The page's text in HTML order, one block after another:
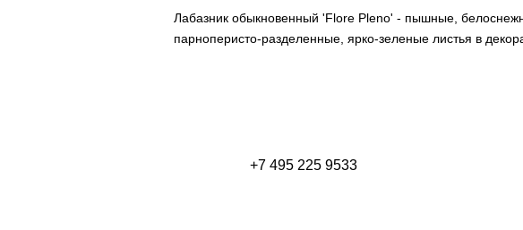
Лабазник обыкновенный 'Flore Pleno' - пышные,
парноперисто-разделенные, ярко-зеленые листья в
+7 495 225 9533